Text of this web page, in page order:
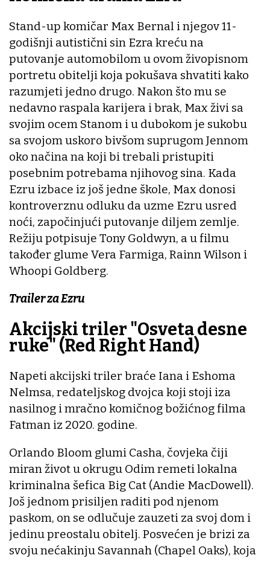
Stand-up komičar Max Bernal i njegov 11-
godišnji autistični sin Ezra kreću na
putovanje automobilom u ovom živopisnom
portretu obitelji koja pokušava shvatiti kako
razumjeti jedno drugo. Nakon što mu se
nedavno raspala karijera i brak, Max živi sa
svojim ocem Stanom i u dubokom je sukobu
sa svojom uskoro bivšom suprugom Jennom
oko načina na koji bi trebali pristupiti
posebnim potrebama njihovog sina. Kada
Ezru izbace iz još jedne škole, Max donosi
kontroverznu odluku da uzme Ezru usred
noći, započinjući putovanje diljem zemlje.
Režiju potpisuje Tony Goldwyn, a u filmu
također glume Vera Farmiga, Rainn Wilson i
Whoopi Goldberg.
Trailer za Ezru
Akcijski triler "Osveta desne
ruke" (Red Right Hand)
Napeti akcijski triler braće Iana i Eshoma
Nelmsa, redateljskog dvojca koji stoji iza
nasilnog i mračno komičnog božićnog filma
Fatman iz 2020. godine.
Orlando Bloom glumi Casha, čovjeka čiji
miran život u okrugu Odim remeti lokalna
kriminalna šefica Big Cat (Andie MacDowell).
Još jednom prisiljen raditi pod njenom
paskom, on se odlučuje zauzeti za svoj dom i
jedinu preostalu obitelj. Posvećen je brizi za
svoju nećakinju Savannah (Chapel Oaks), koja